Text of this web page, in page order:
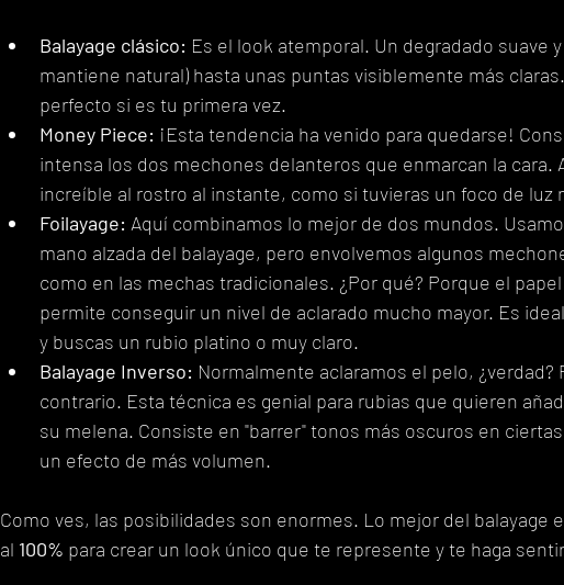
Balayage clásico: Es el look atemporal. Un degradado suave
mantiene natural) hasta unas puntas visiblemente más
perfecto si es tu primera vez.
Money Piece: ¡Esta tendencia ha venido para quedarse!
intensa los dos mechones delanteros que enmarcan la cara.
increíble al rostro al instante, como si tuvieras un foco de luz
Foilayage: Aquí combinamos lo mejor de dos mundos.
mano alzada del balayage, pero envolvemos algunos
como en las mechas tradicionales. ¿Por qué? Porque el
permite conseguir un nivel de aclarado mucho mayor. Es
y buscas un rubio platino o muy claro.
Balayage Inverso: Normalmente aclaramos el pelo, ¿verdad?
contrario. Esta técnica es genial para rubias que quieren
su melena. Consiste en "barrer" tonos más oscuros en
un efecto de más volumen.
Como ves, las posibilidades son enormes. Lo mejor del balayage
al 100% para crear un look único que te represente y te haga